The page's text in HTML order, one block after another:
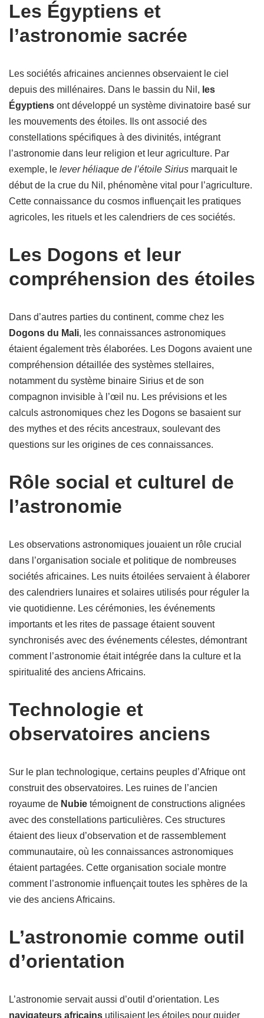
Les Égyptiens et
l’astronomie sacrée
Les sociétés africaines anciennes observaient le ciel
depuis des millénaires. Dans le bassin du Nil, les
Égyptiens ont développé un système divinatoire basé sur
les mouvements des étoiles. Ils ont associé des
constellations spécifiques à des divinités, intégrant
l’astronomie dans leur religion et leur agriculture. Par
exemple, le lever héliaque de l’étoile Sirius marquait le
début de la crue du Nil, phénomène vital pour l’agriculture.
Cette connaissance du cosmos influençait les pratiques
agricoles, les rituels et les calendriers de ces sociétés.
Les Dogons et leur
compréhension des étoiles
Dans d’autres parties du continent, comme chez les
Dogons du Mali, les connaissances astronomiques
étaient également très élaborées. Les Dogons avaient une
compréhension détaillée des systèmes stellaires,
notamment du système binaire Sirius et de son
compagnon invisible à l’œil nu. Les prévisions et les
calculs astronomiques chez les Dogons se basaient sur
des mythes et des récits ancestraux, soulevant des
questions sur les origines de ces connaissances.
Rôle social et culturel de
l’astronomie
Les observations astronomiques jouaient un rôle crucial
dans l’organisation sociale et politique de nombreuses
sociétés africaines. Les nuits étoilées servaient à élaborer
des calendriers lunaires et solaires utilisés pour réguler la
vie quotidienne. Les cérémonies, les événements
importants et les rites de passage étaient souvent
synchronisés avec des événements célestes, démontrant
comment l’astronomie était intégrée dans la culture et la
spiritualité des anciens Africains.
Technologie et
observatoires anciens
Sur le plan technologique, certains peuples d’Afrique ont
construit des observatoires. Les ruines de l’ancien
royaume de Nubie témoignent de constructions alignées
avec des constellations particulières. Ces structures
étaient des lieux d’observation et de rassemblement
communautaire, où les connaissances astronomiques
étaient partagées. Cette organisation sociale montre
comment l’astronomie influençait toutes les sphères de la
vie des anciens Africains.
L’astronomie comme outil
d’orientation
L’astronomie servait aussi d’outil d’orientation. Les
navigateurs africains utilisaient les étoiles pour guider